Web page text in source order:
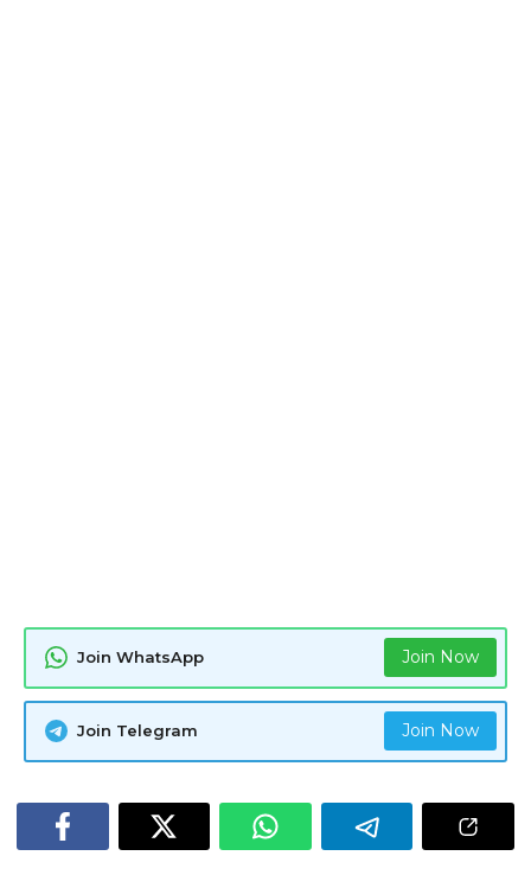
Join WhatsApp Join Now
Join Telegram Join Now